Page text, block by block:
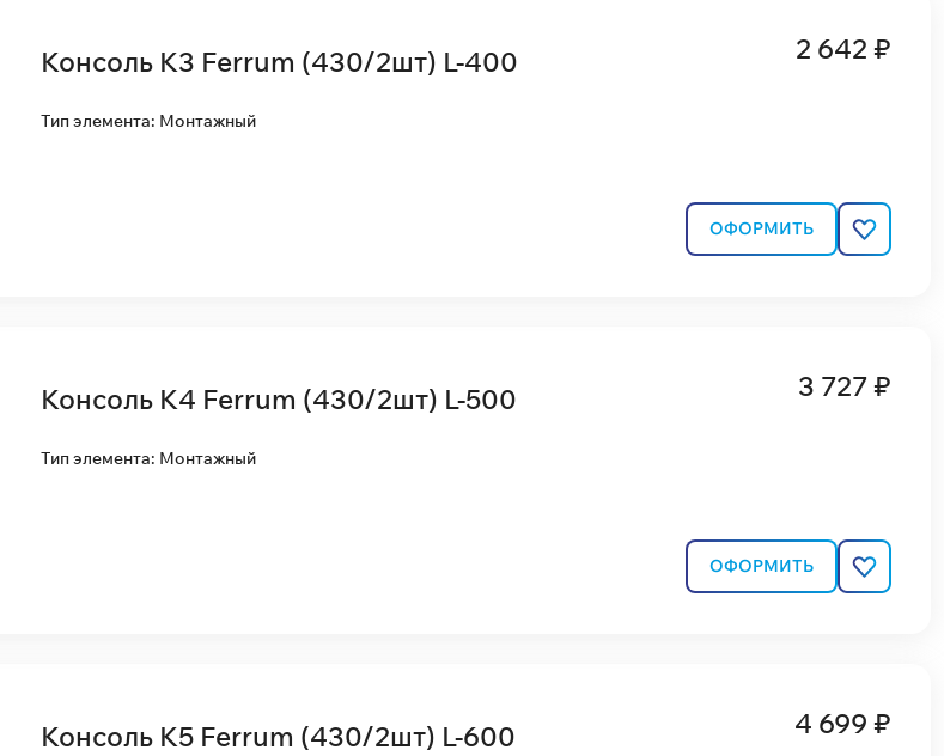
Консоль К3 Ferrum (430/2шт) L-400
Тип элемента: Монтажный
2 642 ₽
ОФОРМИТЬ
Консоль К4 Ferrum (430/2шт) L-500
Тип элемента: Монтажный
3 727 ₽
ОФОРМИТЬ
Консоль К5 Ferrum (430/2шт) L-600 4 699 ₽